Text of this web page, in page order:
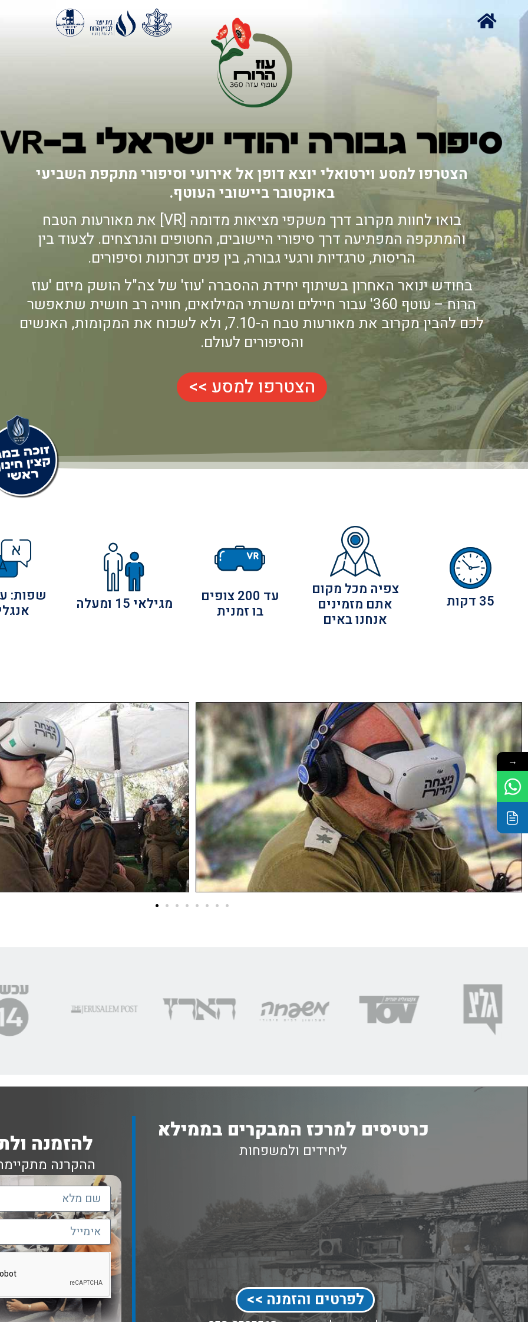
הצטרפו למסע וירטואלי יוצא דופן אל אירועי וסיפורי מתקפת השביעי
באוקטובר ביישובי העוטף.
בואו לחוות מקרוב דרך משקפי מציאות מדומה [VR] את מאורעות הטבח
והמתקפה המפתיעה דרך סיפורי היישובים, החטופים והנרצחים. לצעוד בין
הריסות, טרגדיות ורגעי גבורה, בין פנים זכרונות וסיפורים.
בחודש ינואר האחרון בשיתוף יחידת ההסברה 'עוז' של צה"ל הושק מיזם 'עוז
הרוח – עוטף 360' עבור חיילים ומשרתי המילואים, חוויה רב חושית שתאפשר
לכם להבין מקרוב את מאורעות טבח ה-7.10, ולא לשכוח את המקומות, האנשים
והסיפורים לעולם.
הצטרפו למסע >>
35 דקות
צפיה מכל מקום
אתם מזמינים
אנחנו באים
עד 200 צופים
בו זמנית
מגילאי 15 ומעלה
שפות:
כרטיסים למרכז המבקרים בממילא
ליחידים ולמשפחות
לפרטים והזמנה >>
להזמנה
ההקרנה
→